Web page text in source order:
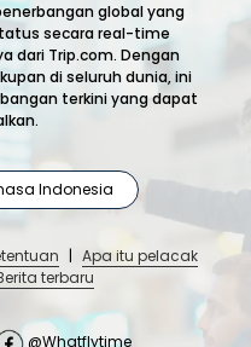
global yang
secara real-time
dari Trip.com. Dengan
di seluruh dunia, ini
terkini yang dapat
Indonesia
| Apa itu pelacak
terbaru
@Whatflytime